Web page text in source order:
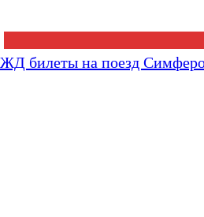
ЖД билеты на поезд